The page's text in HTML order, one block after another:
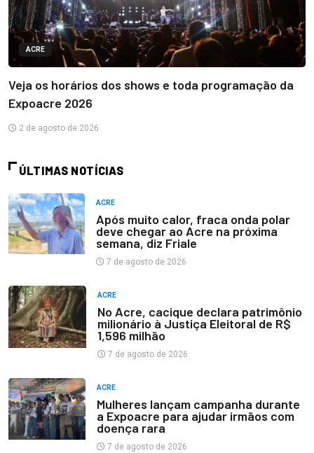
ACRE
Veja os horários dos shows e toda programação da
Expoacre 2026
2 de agosto de 2026
ÚLTIMAS NOTÍCIAS
ACRE
Após muito calor, fraca onda polar
deve chegar ao Acre na próxima
semana, diz Friale
7 de agosto de 2026
ACRE
No Acre, cacique declara patrimônio
milionário à Justiça Eleitoral de R$
1,596 milhão
7 de agosto de 2026
ACRE
Mulheres lançam campanha durante
a Expoacre para ajudar irmãos com
doença rara
7 de agosto de 2026